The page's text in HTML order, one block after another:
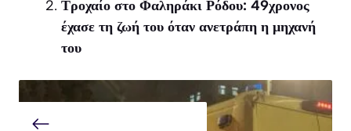
Τροχαίο στο Φαληράκι Ρόδου: 49χρονος
έχασε τη ζωή του όταν ανετράπη η μηχανή
του